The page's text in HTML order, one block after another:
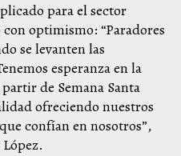
para el sector
optimismo: “Paradores
se levanten las
esperanza en la
de Semana Santa
ofreciendo nuestros
confían en nosotros”,